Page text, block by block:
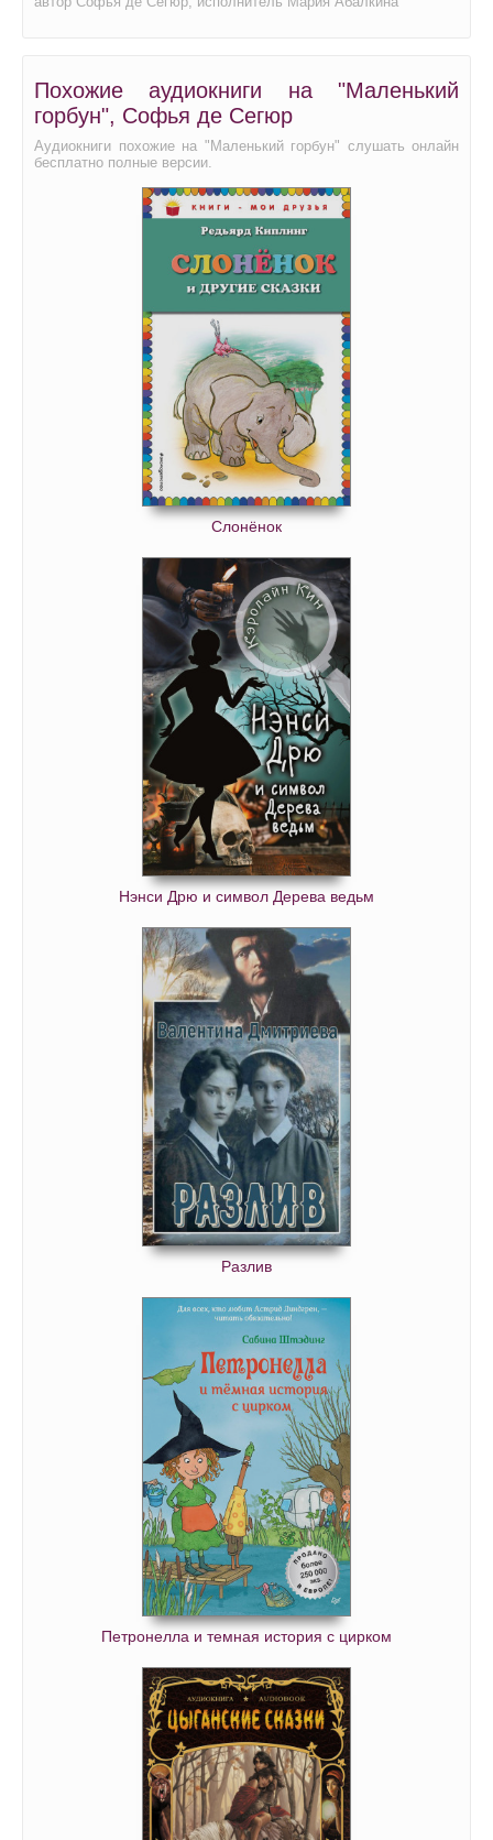
Маленький горбун 29
Маленький горбун 31
Маленький горбун 32
Маленький горбун 33
Маленький горбун 34
Маленький горбун 36
Маленький горбун 37
Маленький горбун 38
Маленький горбун 39
Маленький горбун 40
Маленький горбун 41
Маленький горбун 42
Маленький горбун 43
Маленький горбун 45
Маленький горбун 46
Маленький горбун 47
Маленький горбун 48
Маленький горбун 49
Маленький горбун 50
Маленький горбун 51
Маленький горбун 52
Маленький горбун 53
Маленький горбун 54
Маленький горбун 55
Маленький горбун 56
Маленький горбун 57
Маленький горбун 58
Маленький горбун 59
Маленький горбун 60
Маленький горбун 61
Маленький горбун 62
Маленький горбун 63
Маленький горбун 64
Маленький горбун 66
Маленький горбун 68
Маленький горбун 69
Маленький горбун 70
Маленький горбун 71
Маленький горбун 72
Маленький горбун 73
Маленький горбун 74
Маленький горбун 75
Маленький горбун 76
Похожие аудиокниги на "Маленький
горбун", Софья де Сегюр
Аудиокниги похожие на "Маленький горбун" слушать онлайн
бесплатно полные версии.
Слонёнок
Нэнси Дрю и символ Дерева ведьм
Разлив
Петронелла и темная история с цирком